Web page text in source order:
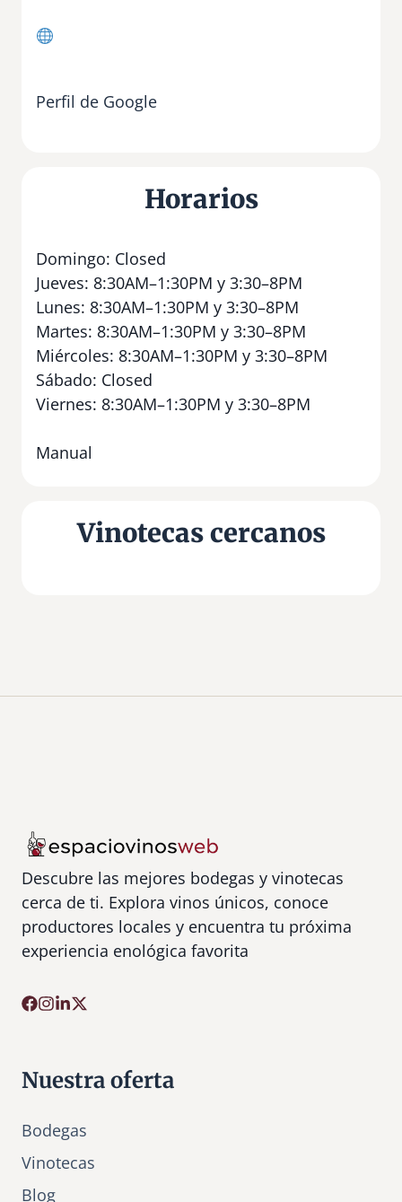
Perfil de Google
Horarios
Domingo: Closed
Jueves: 8:30AM–1:30PM y 3:30–8PM
Lunes: 8:30AM–1:30PM y 3:30–8PM
Martes: 8:30AM–1:30PM y 3:30–8PM
Miércoles: 8:30AM–1:30PM y 3:30–8PM
Sábado: Closed
Viernes: 8:30AM–1:30PM y 3:30–8PM
Manual
Vinotecas cercanos
Descubre las mejores bodegas y vinotecas
cerca de ti. Explora vinos únicos, conoce
productores locales y encuentra tu próxima
experiencia enológica favorita
Nuestra oferta
Bodegas
Vinotecas
Blog